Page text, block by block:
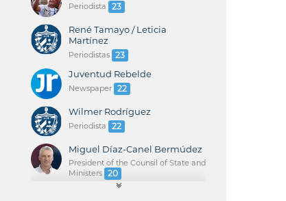
Periodista 23
René Tamayo / Leticia
Martínez
Periodistas 23
Juventud Rebelde
Newspaper 22
Wilmer Rodríguez
Periodista 22
Miguel Díaz-Canel Bermúdez
President of the Counsil of State and
Ministers 20